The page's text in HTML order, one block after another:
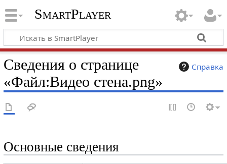
SmartPlayer
Справка
Сведения о странице
«Файл:Видео стена.png»
Основные сведения